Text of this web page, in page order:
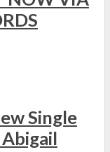
Single